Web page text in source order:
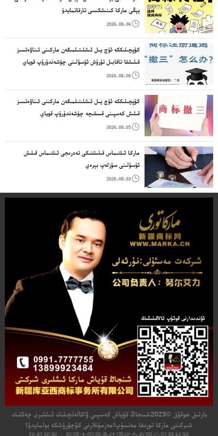
يېڭى ماركا كىنىشكىسى تارقاتمايدۇ

2026-08-06
كۆپچىلىككە ئۈچ يىل ئىشلىتىلمىگەن ماركىنى ئىناۋەتسىز
قىلىشقا تاقابىل تۇرۇش ئۇسۇلىنى چۈشەندۈرۈپ قوياي

2026-08-06
كۆپچىلىككە ئۈچ يىل ئىشلىتىلمىگەن ماركىنى ئىناۋەتسىز
قىلىش كەسپىنى قىسقىچە چۈشەندۈرۈپ قوياي

2026-08-05
ماركا ئىلتىماس قىلىشتىكى تەدرىجى ئىلتىماس قىلىش
ئۇسۇلىنى سۆزلەپ بېرەي

2026-08-03
بارلىق ھوقۇق©2023
شىنجاڭ قۇياش كەسپىي ۋاكالەتچىلىك ئىشلىرى چەكلىك
شىركىتى ماركا تورىغا مەنسۇپ!مەزمۇنلارنى كۆچۈرۈشكە بولمايدۇ!